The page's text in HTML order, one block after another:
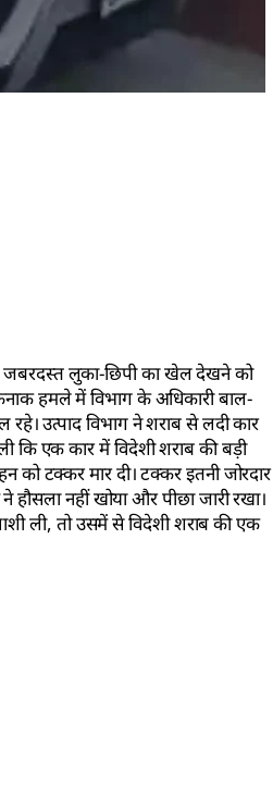
जबरदस्त लुका-छिपी का खेल देखने को
हमले में विभाग के अधिकारी बाल-
उत्पाद विभाग ने शराब से लदी कार
कि एक कार में विदेशी शराब की बड़ी
टक्कर मार दी। टक्कर इतनी जोरदार
हौसला नहीं खोया और पीछा जारी रखा।
ली, तो उसमें से विदेशी शराब की एक